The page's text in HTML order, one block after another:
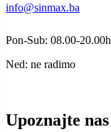
info@sinmax.ba
Pon-Sub: 08.00-20.00h
Ned: ne radimo
Upoznajte nas